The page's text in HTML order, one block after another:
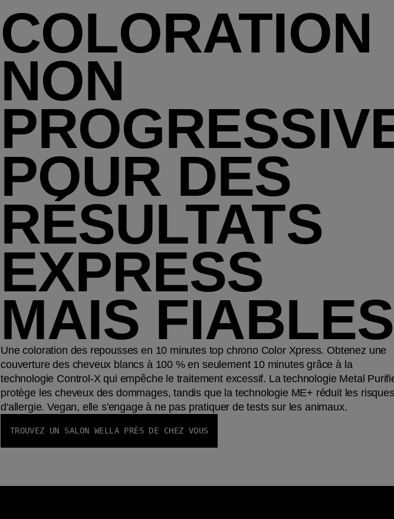
COLORATION
NON
POUR DES
RÉSULTATS
EXPRESS
MAIS FIABLES
Une coloration des repousses en 10 minutes top chrono Color Xpress. Obtenez une
couverture des cheveux blancs à 100 % en seulement 10 minutes grâce à la
technologie Control-X qui empêche le traitement excessif. La technologie Metal
protège les cheveux des dommages, tandis que la technologie ME+ réduit les risques
d'allergie. Vegan, elle s'engage à ne pas pratiquer de tests sur les animaux.
TROUVEZ UN SALON WELLA PRÈS DE CHEZ VOUS